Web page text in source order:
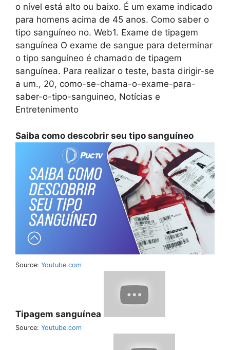
o nível está alto ou baixo. É um exame indicado
para homens acima de 45 anos. Como saber o
tipo sanguíneo no. Web1. Exame de tipagem
sanguínea O exame de sangue para determinar
o tipo sanguíneo é chamado de tipagem
sanguínea. Para realizar o teste, basta dirigir-se
a um., 20, como-se-chama-o-exame-para-
saber-o-tipo-sanguineo, Notícias e
Entretenimento
Saiba como descobrir seu tipo sanguíneo
Source: Youtube.com
Tipagem sanguínea
Source: Youtube.com